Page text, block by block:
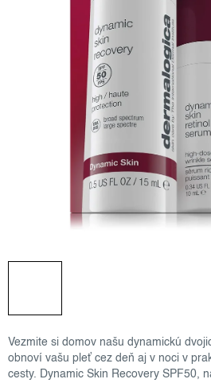
Vezmite si domov našu dynamickú
obnoví vašu pleť cez deň aj v noci v
cesty. Dynamic Skin Recovery SPF50,